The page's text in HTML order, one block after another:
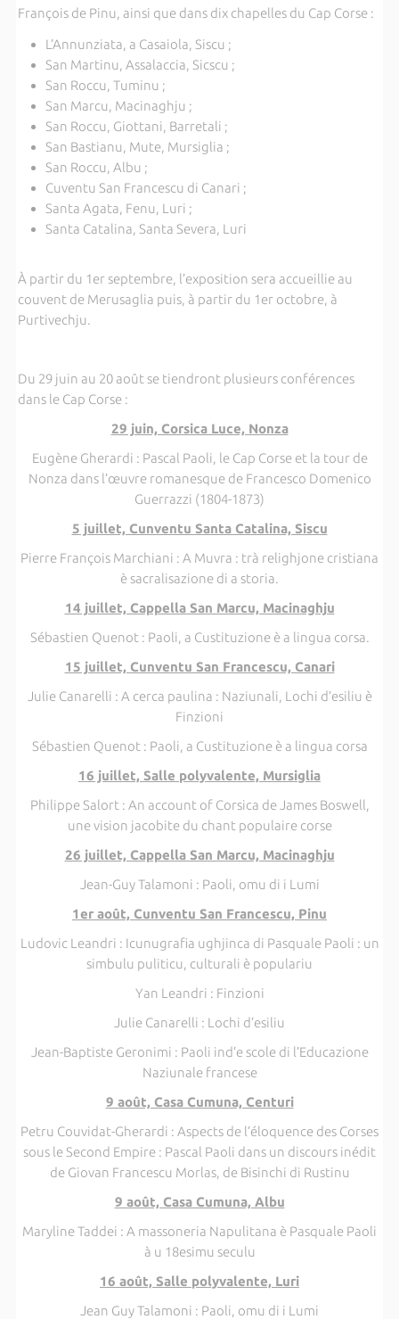
François de Pinu, ainsi que dans dix chapelles du Cap Corse :
L’Annunziata, a Casaiola, Siscu ;
San Martinu, Assalaccia, Sicscu ;
San Roccu, Tuminu ;
San Marcu, Macinaghju ;
San Roccu, Giottani, Barretali ;
San Bastianu, Mute, Mursiglia ;
San Roccu, Albu ;
Cuventu San Francescu di Canari ;
Santa Agata, Fenu, Luri ;
Santa Catalina, Santa Severa, Luri
À partir du 1er septembre, l’exposition sera accueillie au
couvent de Merusaglia puis, à partir du 1er octobre, à
Purtivechju.
Du 29 juin au 20 août se tiendront plusieurs conférences
dans le Cap Corse :
29 juin, Corsica Luce, Nonza
Eugène Gherardi : Pascal Paoli, le Cap Corse et la tour de
Nonza dans l’œuvre romanesque de Francesco Domenico
Guerrazzi (1804-1873)
5 juillet, Cunventu Santa Catalina, Siscu
Pierre François Marchiani : A Muvra : trà relighjone cristiana
è sacralisazione di a storia.
14 juillet, Cappella San Marcu, Macinaghju
Sébastien Quenot : Paoli, a Custituzione è a lingua corsa.
15 juillet, Cunventu San Francescu, Canari
Julie Canarelli : A cerca paulina : Naziunali, Lochi d’esiliu è
Finzioni
Sébastien Quenot : Paoli, a Custituzione è a lingua corsa
16 juillet, Salle polyvalente, Mursiglia
Philippe Salort : An account of Corsica de James Boswell,
une vision jacobite du chant populaire corse
26 juillet, Cappella San Marcu, Macinaghju
Jean-Guy Talamoni : Paoli, omu di i Lumi
1er août, Cunventu San Francescu, Pinu
Ludovic Leandri : Icunugrafia ughjinca di Pasquale Paoli : un
simbulu puliticu, culturali è populariu
Yan Leandri : Finzioni
Julie Canarelli : Lochi d’esiliu
Jean-Baptiste Geronimi : Paoli ind’e scole di l’Educazione
Naziunale francese
9 août, Casa Cumuna, Centuri
Petru Couvidat-Gherardi : Aspects de l’éloquence des Corses
sous le Second Empire : Pascal Paoli dans un discours inédit
de Giovan Francescu Morlas, de Bisinchi di Rustinu
9 août, Casa Cumuna, Albu
Maryline Taddei : A massoneria Napulitana è Pasquale Paoli
à u 18esimu seculu
16 août, Salle polyvalente, Luri
Jean Guy Talamoni : Paoli, omu di i Lumi